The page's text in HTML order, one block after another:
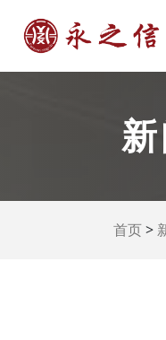
首页 >